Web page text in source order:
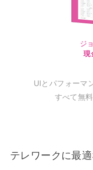
ジ
現
UIとパフォーマ
すべて無
テレワークに最